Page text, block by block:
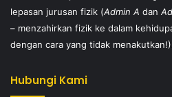
lepasan jurusan fizik (Admin A dan
– menzahirkan fizik ke dalam
dengan cara yang tidak
Hubungi Kami